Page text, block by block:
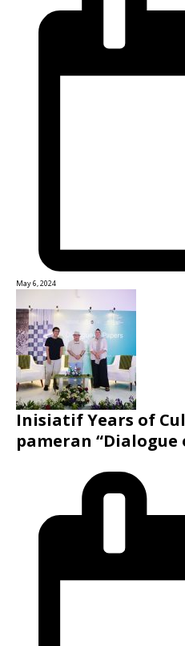
May 6, 2024
Inisiatif Years of
pameran “Dialogue